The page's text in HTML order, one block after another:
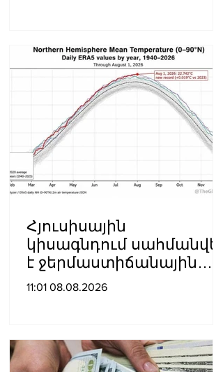
Հյուսիսային
կիսագնդում սահմանվել
է ջերմաստիճանային
նոր ռեկորդ․ Լևոն
11:01 08.08.2026